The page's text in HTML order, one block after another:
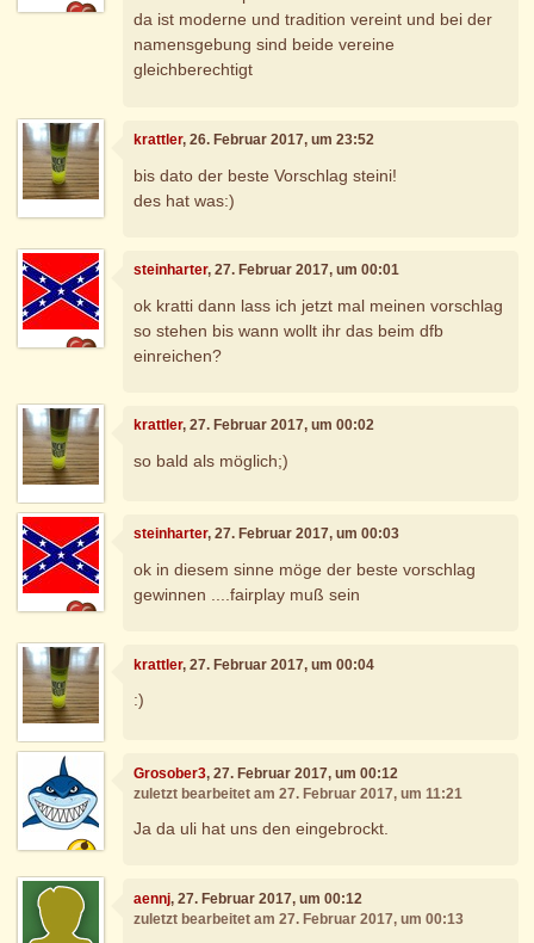
da ist moderne und tradition vereint und bei der
namensgebung sind beide vereine
gleichberechtigt
krattler, 26. Februar 2017, um 23:52
bis dato der beste Vorschlag steini!
des hat was:)
steinharter, 27. Februar 2017, um 00:01
ok kratti dann lass ich jetzt mal meinen vorschlag
so stehen bis wann wollt ihr das beim dfb
einreichen?
krattler, 27. Februar 2017, um 00:02
so bald als möglich;)
steinharter, 27. Februar 2017, um 00:03
ok in diesem sinne möge der beste vorschlag
gewinnen ....fairplay muß sein
krattler, 27. Februar 2017, um 00:04
:)
Grosober3, 27. Februar 2017, um 00:12
zuletzt bearbeitet am 27. Februar 2017, um 11:21
Ja da uli hat uns den eingebrockt.
aennj, 27. Februar 2017, um 00:12
zuletzt bearbeitet am 27. Februar 2017, um 00:13